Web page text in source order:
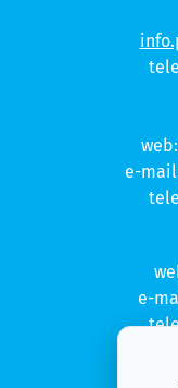
web:
e-
e-